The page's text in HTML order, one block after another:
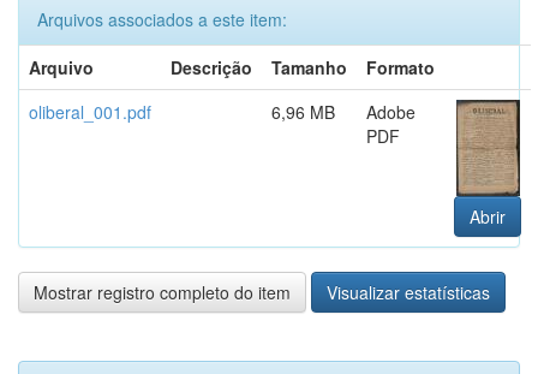
Arquivos associados a este item:
Arquivo
Descrição Tamanho
Formato
oliberal_001.pdf
6,96 MB
Adobe
PDF
Abrir
Mostrar registro completo do item Visualizar estatísticas